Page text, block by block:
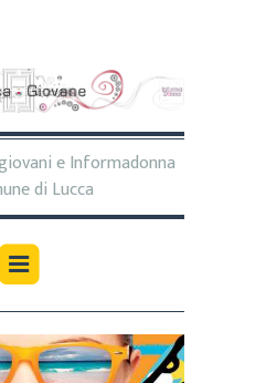
e Informadonna
di Lucca